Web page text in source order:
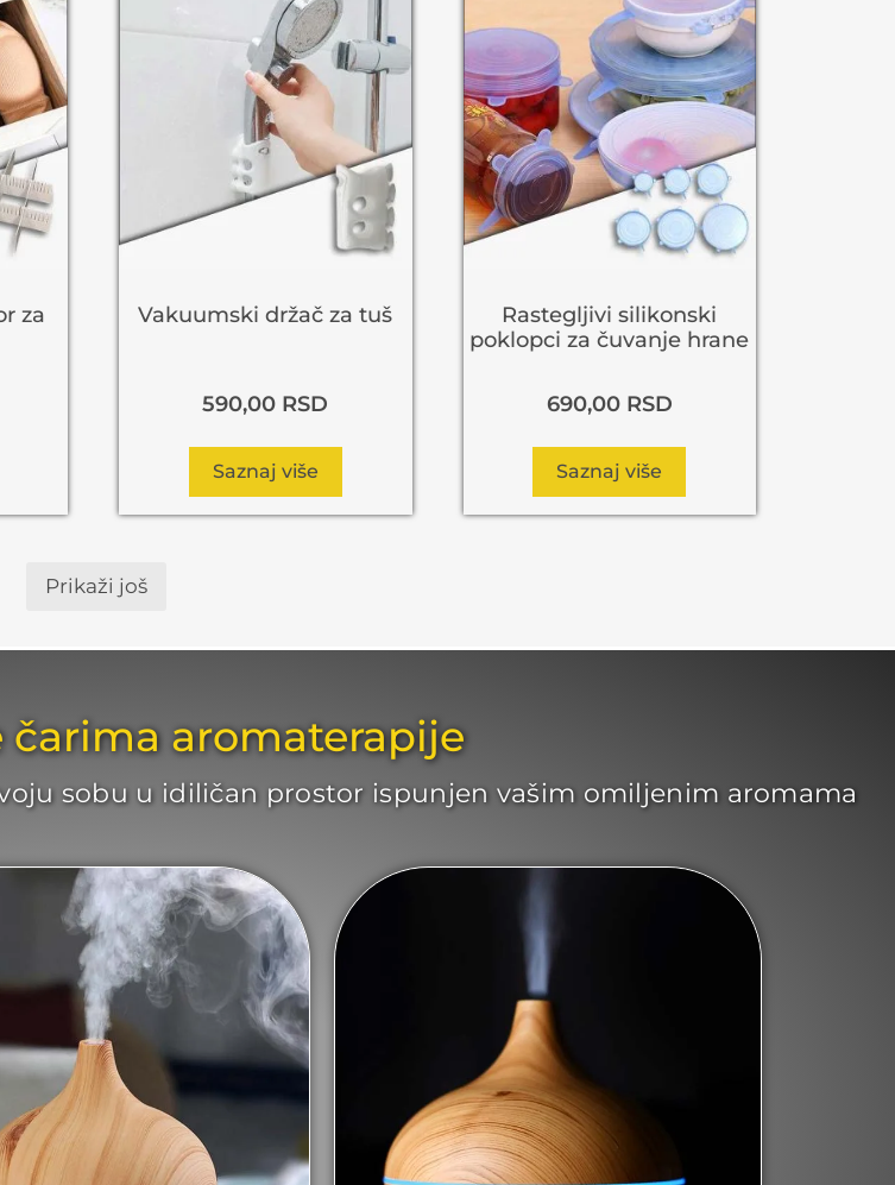
za
Vakuumski držač za tuš
590,00 RSD
Saznaj više
Rastegljivi silikonski
poklopci za čuvanje hrane
690,00 RSD
Saznaj više
Prikaži još
čarima aromaterapije
sobu u idiličan prostor ispunjen vašim omiljenim aromama